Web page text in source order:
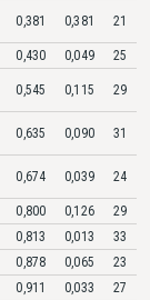
0,381 0,381 21
0,430 0,049 25
0,545 0,115 29
0,635 0,090 31
0,674 0,039 24
0,800 0,126
29
0,813 0,013
33
0,878 0,065
23
0,911 0,033
27